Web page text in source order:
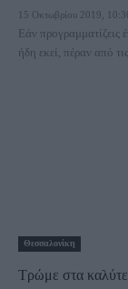
15 Οκτωβρίου 2019,
Εάν προγραμματίζεις
ήδη εκεί, πέραν από
Θεσσαλονίκη
Τρώμε στα